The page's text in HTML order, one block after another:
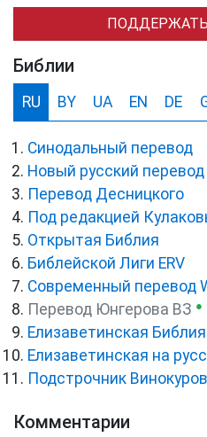
Библии
RU BY UA EN DE
Синодальный перевод
Новый русский перевод
Перевод Десницкого
Под редакцией
Открытая Библия
Библейской Лиги ERV
Cовременный перевод
Перевод Юнгерова ВЗ ●
Елизаветинская Библия
Елизаветинская на
Подстрочник
Комментарии